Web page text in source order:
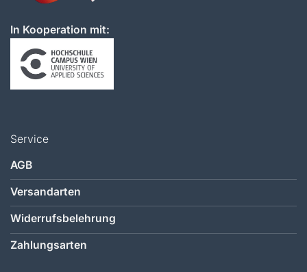
In Kooperation mit:
Service
AGB
Versandarten
Widerrufsbelehrung
Zahlungsarten